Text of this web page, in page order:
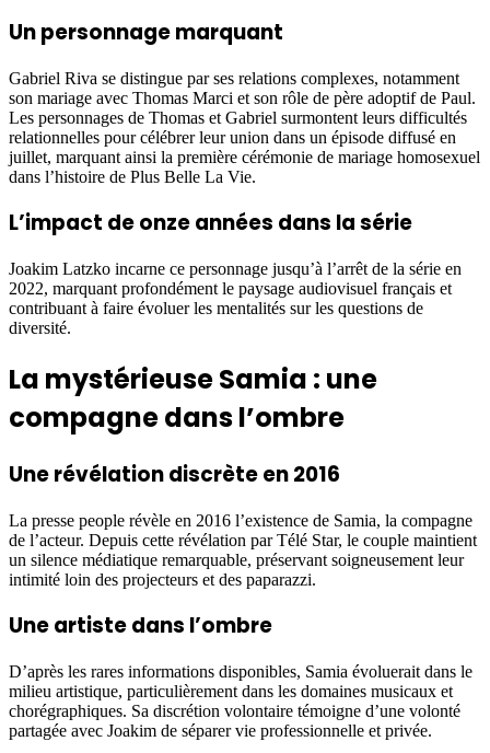
Un personnage marquant
Gabriel Riva se distingue par ses relations complexes, notamment
son mariage avec Thomas Marci et son rôle de père adoptif de Paul.
Les personnages de Thomas et Gabriel surmontent leurs difficultés
relationnelles pour célébrer leur union dans un épisode diffusé en
juillet, marquant ainsi la première cérémonie de mariage homosexuel
dans l’histoire de Plus Belle La Vie.
L’impact de onze années dans la série
Joakim Latzko incarne ce personnage jusqu’à l’arrêt de la série en
2022, marquant profondément le paysage audiovisuel français et
contribuant à faire évoluer les mentalités sur les questions de
diversité.
La mystérieuse Samia : une
compagne dans l’ombre
Une révélation discrète en 2016
La presse people révèle en 2016 l’existence de Samia, la compagne
de l’acteur. Depuis cette révélation par Télé Star, le couple maintient
un silence médiatique remarquable, préservant soigneusement leur
intimité loin des projecteurs et des paparazzi.
Une artiste dans l’ombre
D’après les rares informations disponibles, Samia évoluerait dans le
milieu artistique, particulièrement dans les domaines musicaux et
chorégraphiques. Sa discrétion volontaire témoigne d’une volonté
partagée avec Joakim de séparer vie professionnelle et privée.